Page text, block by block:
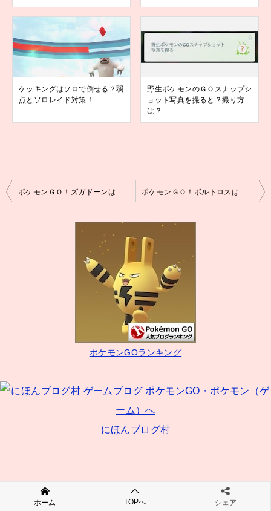
ケッキングはソロで倒せる？弱
点とソロレイド対策！
野生ポケモンのＧＯスナップシ
ョット写真を撮ると？撮り方
は？
投
ポケモンＧＯ！ズガドーンは何人で倒せる？ ポケモンＧＯ！ボルトロスは何人で倒せる？
ポケモンGOランキング
にほんブログ村
スポンサードリンク
ホーム TOPへ シェア